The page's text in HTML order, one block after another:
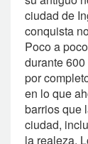
ciudad de
conquista
Poco a
durante
por
en lo que
barrios que
ciudad,
la realeza.